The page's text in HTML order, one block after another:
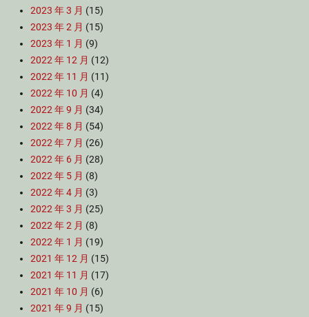
2023 年 3 月 (15)
2023 年 2 月 (15)
2023 年 1 月 (9)
2022 年 12 月 (12)
2022 年 11 月 (11)
2022 年 10 月 (4)
2022 年 9 月 (34)
2022 年 8 月 (54)
2022 年 7 月 (26)
2022 年 6 月 (28)
2022 年 5 月 (8)
2022 年 4 月 (3)
2022 年 3 月 (25)
2022 年 2 月 (8)
2022 年 1 月 (19)
2021 年 12 月 (15)
2021 年 11 月 (17)
2021 年 10 月 (6)
2021 年 9 月 (15)